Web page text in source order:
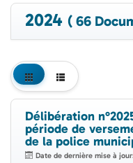
2024 ( 66
Délibération
période de
de la police
Date de dernière mise à